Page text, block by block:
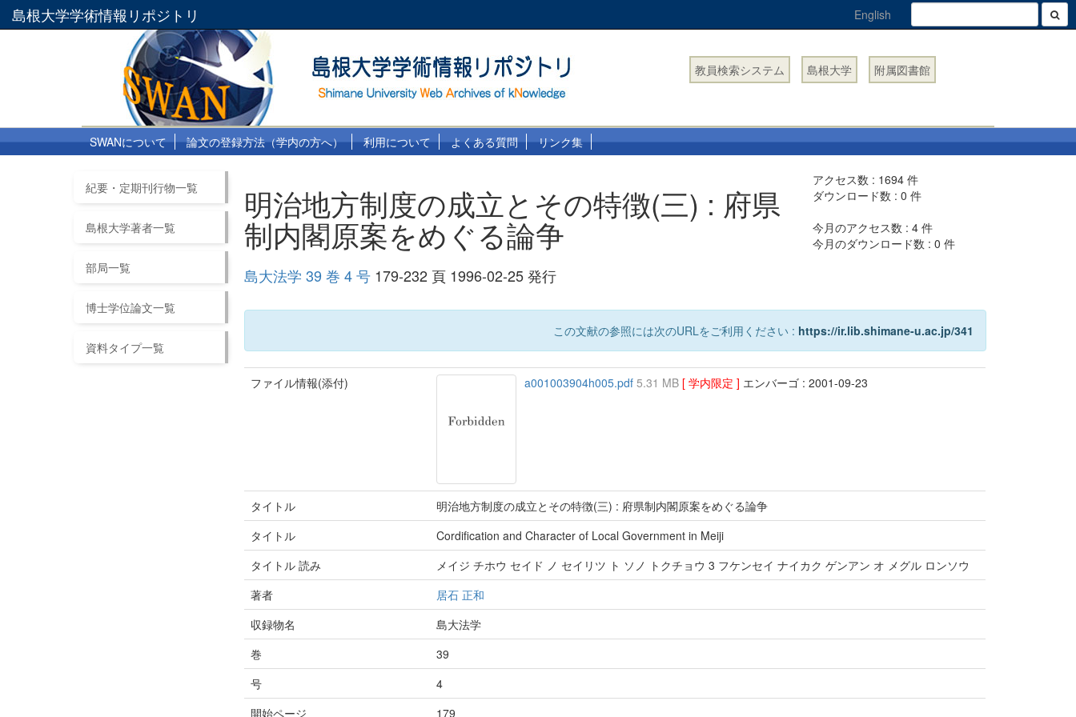
島根大学学術情報リポジトリ English
教員検索システム 島根大学 附属図書館
SWANについて 論文の登録方法（学内の方へ） 利用について よくある質問 リンク集
紀要・定期刊行物一覧
島根大学著者一覧
部局一覧
博士学位論文一覧
資料タイプ一覧
明治地方制度の成立とその特徴(三) : 府県
制内閣原案をめぐる論争
島大法学 39 巻 4 号 179-232 頁 1996-02-25 発行
アクセス数 : 1694 件
ダウンロード数 :0 件
今月のアクセス数 :4 件
今月のダウンロード数 :0 件
この文献の参照には次のURLをご利用ください : https://ir.lib.shimane-u.ac.jp/341
ファイル情報(添付) a001003904h005.pdf5.31 MB [ 学内限定 ] エンバーゴ : 2001-09-23
タイトル
明治地方制度の成立とその特徴(三) : 府県制内閣原案をめぐる論争
タイトル
Cordification and Character of Local Government in Meiji
タイトル 読み
メイジ チホウ セイド ノ セイリツ ト ソノ トクチョウ 3 フケンセイ ナイカク ゲンアン オ メグル ロンソウ
著者
居石 正和
収録物名
島大法学
巻
39
号
4
開始ページ
179